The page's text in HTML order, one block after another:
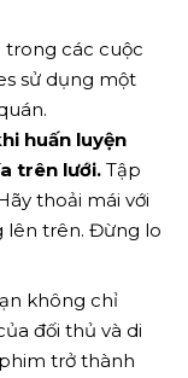
trong các cuộc
sử dụng một
huấn luyện
trên lưới. Tập
thoải mái với
lên trên. Đừng lo
không chỉ
đối thủ và di
trở thành